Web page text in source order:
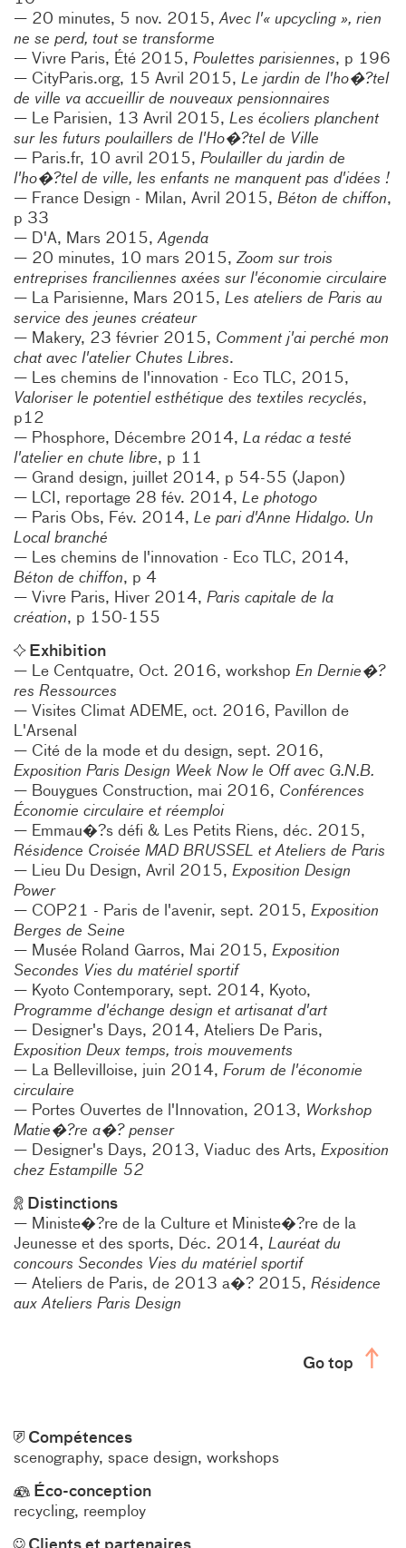
20 minutes, 5 nov. 2015,Avec l'« upcycling », rien
ne se perd, tout se transforme
Vivre Paris, Été 2015, Poulettes parisiennes, p 196
CityParis.org, 15 Avril 2015, Le jardin de l'ho�?tel
de ville va accueillir de nouveaux pensionnaires
Le Parisien, 13 Avril 2015, Les écoliers planchent
sur les futurs poulaillers de l'Ho�?tel de Ville
Paris.fr, 10 avril 2015, Poulailler du jardin de
l'ho�?tel de ville, les enfants ne manquent pas d'idées !
France Design - Milan, Avril 2015, Béton de chiffon,
p 33
D'A, Mars 2015,Agenda
20 minutes, 10 mars 2015, Zoom sur trois
entreprises franciliennes axées sur l'économie circulaire
La Parisienne, Mars 2015, Les ateliers de Paris au
service des jeunes créateur
Makery, 23 février 2015, Comment j'ai perché mon
chat avec l'atelier Chutes Libres.
Les chemins de l'innovation - Eco TLC, 2015,
Valoriser le potentiel esthétique des textiles recyclés,
p12
Phosphore, Décembre 2014, La rédac a testé
l'atelier en chute libre, p 11
Grand design, juillet 2014, p 54-55 (Japon)
LCI, reportage 28 fév. 2014, Le photogo
Paris Obs, Fév. 2014, Le pari d'Anne Hidalgo. Un
Local branché
Les chemins de l'innovation - Eco TLC, 2014,
Béton de chiffon, p 4
Vivre Paris, Hiver 2014, Paris capitale de la
création, p 150-155
Exhibition
Le Centquatre, Oct. 2016, workshop En Dernie�?
res Ressources
Visites Climat ADEME, oct. 2016, Pavillon de
L'Arsenal
Cité de la mode et du design, sept. 2016,
Exposition Paris Design Week Now le Off avec G.N.B.
Bouygues Construction, mai 2016, Conférences
Économie circulaire et réemploi
Emmau�?s défi & Les Petits Riens, déc. 2015,
Résidence Croisée MAD BRUSSEL et Ateliers de Paris
Lieu Du Design, Avril 2015, Exposition Design
Power
COP21 - Paris de l'avenir, sept. 2015, Exposition
Berges de Seine
Musée Roland Garros, Mai 2015, Exposition
Secondes Vies du matériel sportif
Kyoto Contemporary, sept. 2014, Kyoto,
Programme d'échange design et artisanat d'art
Designer's Days, 2014, Ateliers De Paris,
Exposition Deux temps, trois mouvements
La Bellevilloise, juin 2014, Forum de l'économie
circulaire
Portes Ouvertes de l'Innovation, 2013, Workshop
Matie�?re a�? penser
Designer's Days, 2013, Viaduc des Arts, Exposition
chez Estampille 52
Distinctions
Ministe�?re de la Culture et Ministe�?re de la
Jeunesse et des sports, Déc. 2014, Lauréat du
concours Secondes Vies du matériel sportif
Ateliers de Paris, de 2013 a�? 2015, Résidence
aux Ateliers Paris Design
Go top
Compétences
scenography space design workshops
Éco-conception
recycling reemploy